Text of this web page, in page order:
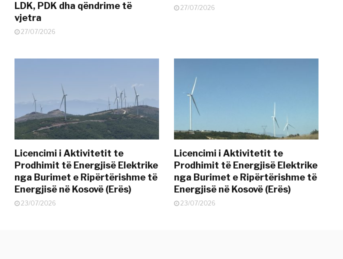
LDK, PDK dha qëndrime të
vjetra
27/07/2026
27/07/2026
Licencimi i Aktivitetit te
Prodhimit të Energjisë Elektrike
nga Burimet e Ripërtërishme të
Energjisë në Kosovë (Erës)
23/07/2026
Licencimi i Aktivitetit te
Prodhimit të Energjisë Elektrike
nga Burimet e Ripërtërishme të
Energjisë në Kosovë (Erës)
23/07/2026